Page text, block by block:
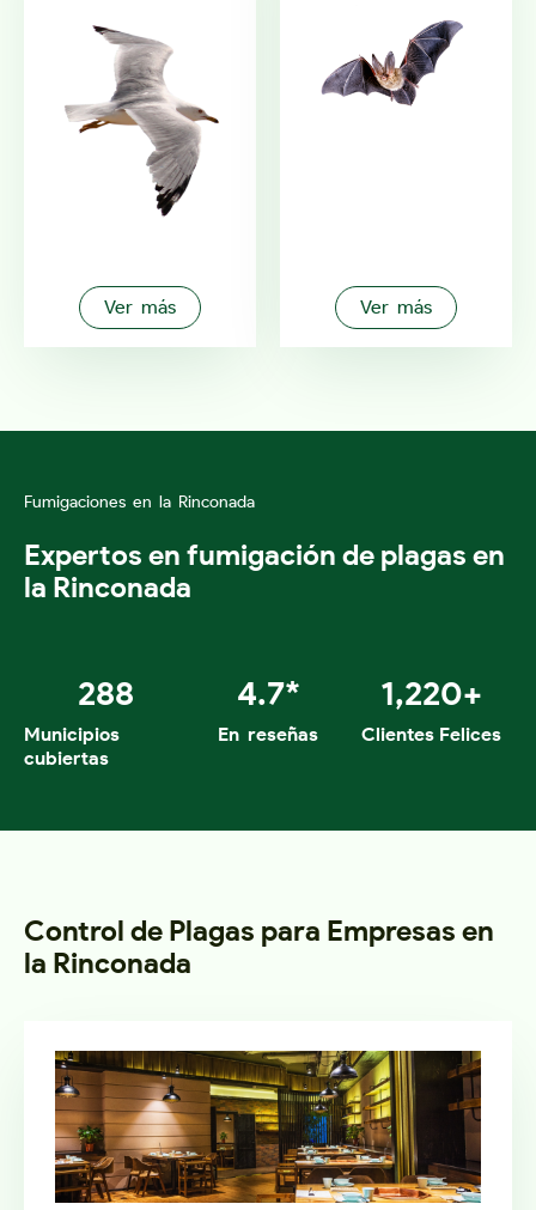
Ver más Ver más
Fumigaciones en la Rinconada
Expertos en fumigación de plagas en
la Rinconada
Municipios
cubiertas
288
En reseñas
4.7*
Clientes Felices
1,220+
Control de Plagas para Empresas en
la Rinconada